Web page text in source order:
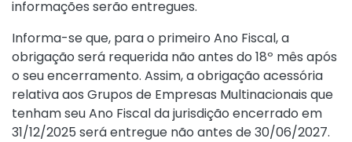
informações serão entregues.
Informa-se que, para o primeiro Ano Fiscal, a
obrigação será requerida não antes do 18º mês após
o seu encerramento. Assim, a obrigação acessória
relativa aos Grupos de Empresas Multinacionais que
tenham seu Ano Fiscal da jurisdição encerrado em
31/12/2025 será entregue não antes de 30/06/2027.